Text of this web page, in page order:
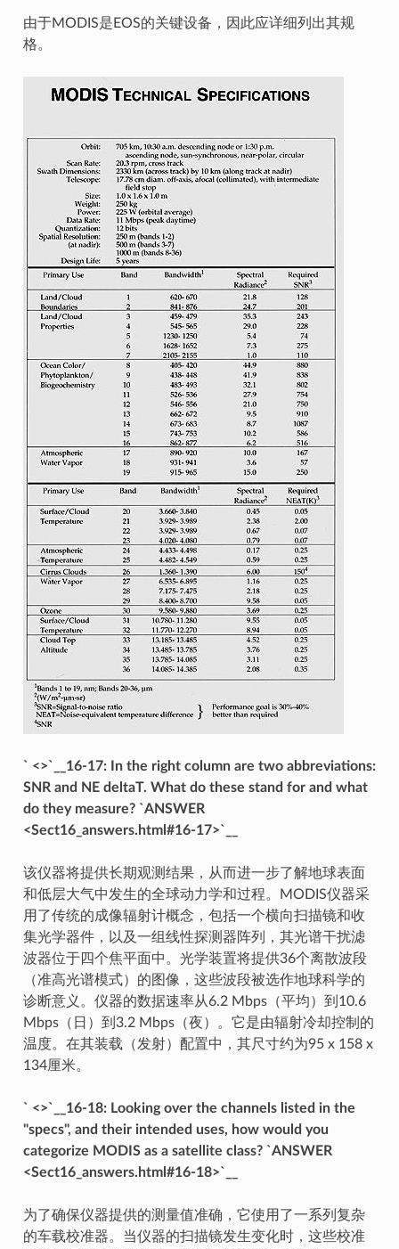
由于MODIS是EOS的关键设备，因此应详细列出其规
格。
` <>`__16-17: In the right column are two abbreviations:
SNR and NE deltaT. What do these stand for and what
do they measure? `ANSWER
<Sect16_answers.html#16-17>`__
该仪器将提供长期观测结果，从而进一步了解地球表面
和低层大气中发生的全球动力学和过程。MODIS仪器采
用了传统的成像辐射计概念，包括一个横向扫描镜和收
集光学器件，以及一组线性探测器阵列，其光谱干扰滤
波器位于四个焦平面中。光学装置将提供36个离散波段
（准高光谱模式）的图像，这些波段被选作地球科学的
诊断意义。仪器的数据速率从6.2 Mbps（平均）到10.6
Mbps（日）到3.2 Mbps（夜）。它是由辐射冷却控制的
温度。在其装载（发射）配置中，其尺寸约为95 x 158 x
134厘米。
` <>`__16-18: Looking over the channels listed in the
"specs", and their intended uses, how would you
categorize MODIS as a satellite class? `ANSWER
<Sect16_answers.html#16-18>`__
为了确保仪器提供的测量值准确，它使用了一系列复杂
的车载校准器。当仪器的扫描镜发生变化时，这些校准